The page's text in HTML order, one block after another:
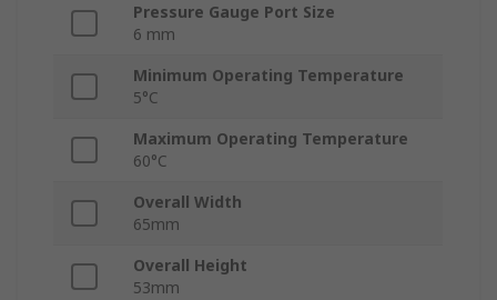
Pressure Gauge Port Size
6 mm
Minimum Operating Temperature
5°C
Maximum Operating Temperature
60°C
Overall Width
65mm
Overall Height
53mm